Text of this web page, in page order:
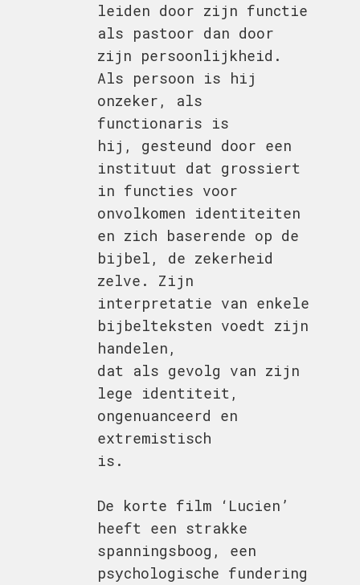
leiden door zijn functie
als pastoor dan door
zijn persoonlijkheid.
Als persoon is hij
onzeker, als
functionaris is
hij, gesteund door een
instituut dat grossiert
in functies voor
onvolkomen identiteiten
en zich baserende op de
bijbel, de zekerheid
zelve. Zijn
interpretatie van enkele
bijbelteksten voedt zijn
handelen,
dat als gevolg van zijn
lege identiteit,
ongenuanceerd en
extremistisch
is.
De korte film ‘Lucien’
heeft een strakke
spanningsboog, een
psychologische fundering